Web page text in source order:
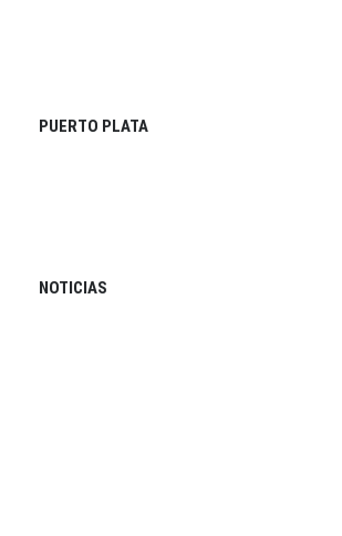
PUERTO PLATA
NOTICIAS